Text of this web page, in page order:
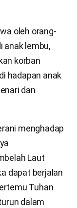
oleh orang-
anak lembu,
korban
hadapan anak
dan
menghadap
Laut
dapat berjalan
Tuhan
dalam